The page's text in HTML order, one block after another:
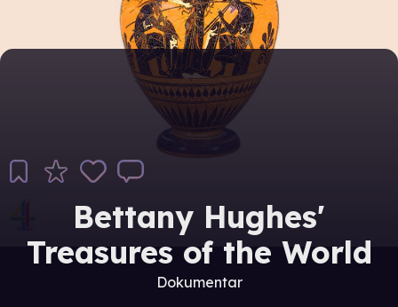
Bettany Hughes'
Treasures of the World
Dokumentar